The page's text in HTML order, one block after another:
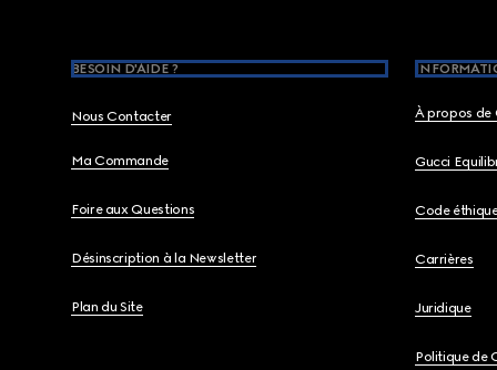
BESOIN D'AIDE ?
Nous Contacter
Ma Commande
Foire aux Questions
Désinscription à la Newsletter
Plan du Site
À propos de
Gucci
Code
Carrières
Juridique
Politique de